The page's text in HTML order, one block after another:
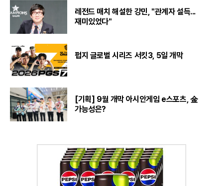
레전드 매치 해설한 강민, "관계자 설득...
재미있었다"
펍지 글로벌 시리즈 서킷3, 5일 개막
[기획] 9월 개막 아시안게임 e스포츠, 金
가능성은?